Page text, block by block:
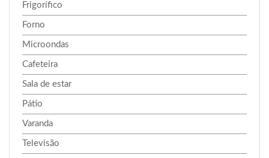
Frigorífico
Forno
Microondas
Cafeteira
Sala de estar
Pátio
Varanda
Televisão